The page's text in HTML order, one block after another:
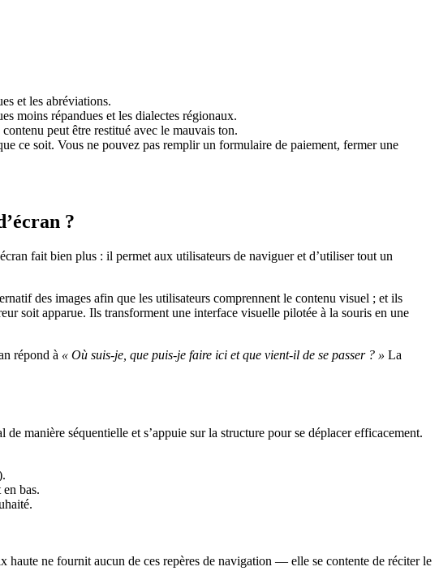
et les abréviations.
moins répandues et les dialectes régionaux.
peut être restitué avec le mauvais ton.
ce soit. Vous ne pouvez pas remplir un formulaire de paiement, fermer une
?
fait bien plus : il permet aux utilisateurs de naviguer et d’utiliser tout un
des images afin que les utilisateurs comprennent le contenu visuel ; et ils
soit apparue. Ils transforment une interface visuelle pilotée à la souris en une
répond à « Où suis-je, que puis-je faire ici et que vient-il de se passer ? » La
manière séquentielle et s’appuie sur la structure pour se déplacer efficacement.
bas.
ne fournit aucun de ces repères de navigation — elle se contente de réciter le